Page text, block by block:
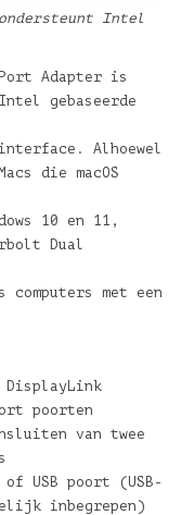
ondersteunt Intel
Adapter is
gebaseerde
interface. Alhoewel
die macOS
10 en 11,
Dual
computers met een
DisplayLink
poorten
van twee
USB poort (USB-
inbegrepen)